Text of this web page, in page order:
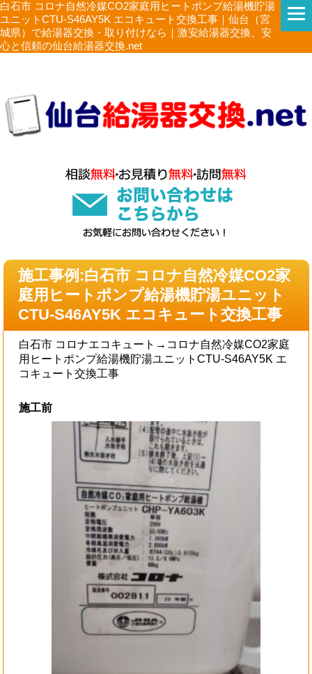
白石市 コロナ自然冷媒CO2家庭用ヒートポンプ給湯機貯湯
ユニットCTU-S46AY5K エコキュート交換工事｜仙台（宮
城県）で給湯器交換・取り付けなら｜激安給湯器交換、安
心と信頼の仙台給湯器交換.net
施工事例:白石市 コロナ自然冷媒CO2家
庭用ヒートポンプ給湯機貯湯ユニット
CTU-S46AY5K エコキュート交換工事
白石市 コロナエコキュート→コロナ自然冷媒CO2家庭
用ヒートポンプ給湯機貯湯ユニットCTU-S46AY5K エ
コキュート交換工事
施工前